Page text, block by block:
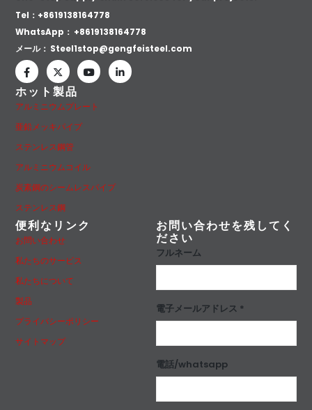
Tel：+8619138164778
WhatsApp： +8619138164778
メール： Steel1stop@gengfeisteel.com
ホット製品
アルミニウムプレート
亜鉛メッキパイプ
ステンレス鋼管
アルミニウムコイル
炭素鋼のシームレスパイプ
ステンレス鋼
便利なリンク
お問い合わせ
私たちのサービス
私たちについて
製品
プライバシーポリシー
サイトマップ
お問い合わせを残してく
ださい
フルネーム
電子メールアドレス *
電話/whatsapp